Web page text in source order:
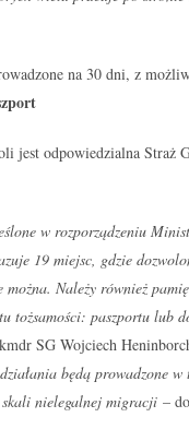
na 30 dni, z
jest odpowiedzialna Straż
w rozporządzeniu
19 miejsc, gdzie
Należy również
tożsamości: paszportu lub
SG Wojciech
będą prowadzone
nielegalnej migracji –